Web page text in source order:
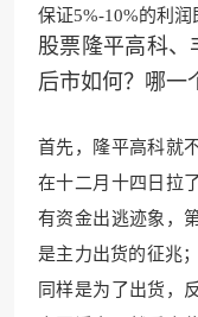
保证5%-10%的利润
股票隆平高科、
后市如何？哪一
首先，隆平高科就
在十二月十四日拉
有资金出逃迹象，
是主力出货的征兆
同样是为了出货，